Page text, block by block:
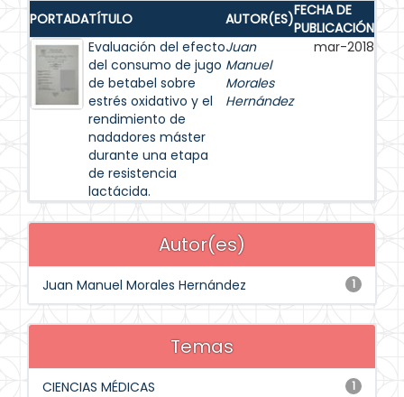
PORTADATÍTULO AUTOR(ES)FECHA DE
PUBLICACIÓN
Evaluación del efecto
del consumo de jugo
de betabel sobre
estrés oxidativo y el
rendimiento de
nadadores máster
durante una etapa
de resistencia
lactácida.
Juan
Manuel
Morales
Hernández
mar-2018
Autor(es)
1
Juan Manuel Morales Hernández
Temas
1
CIENCIAS MÉDICAS